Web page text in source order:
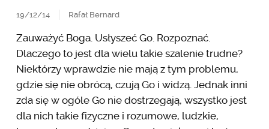
19/12/14 Rafał Bernard
Zauważyć Boga. Usłyszeć Go. Rozpoznać.
Dlaczego to jest dla wielu takie szalenie trudne?
Niektórzy wprawdzie nie mają z tym problemu,
gdzie się nie obrócą, czują Go i widzą. Jednak inni
zda się w ogóle Go nie dostrzegają, wszystko jest
dla nich takie fizyczne i rozumowe, ludzkie,